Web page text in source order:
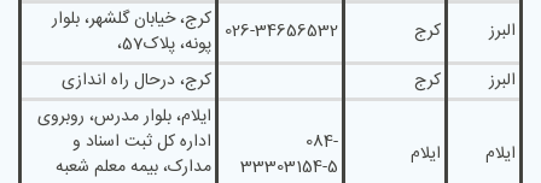
البرز
کرج 026-34656532 کرج، خيابان گلشهر، بلوار
پونه، پلاک57،
البرز
کرج کرج، درحال راه اندازی
ایلام ایلام
084-
33303154-5
ايلام، بلوار مدرس، روبروی
اداره کل ثبت اسناد و
مدارک، بيمه معلم شعبه